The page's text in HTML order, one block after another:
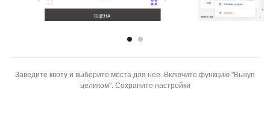
Заведите квоту и выберите места для нее. Включите функцию "Выкуп
целиком". Сохраните настройки